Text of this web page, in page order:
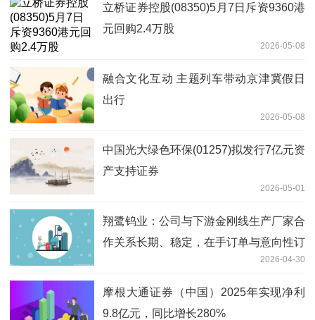
立桥证券控股(08350)5月7日斥资9360港
元回购2.4万股
2026-05-08
融合文化互动 主题列车带动京津冀假日
出行
2026-05-08
中国光大绿色环保(01257)拟发行7亿元资
产支持证券
2026-05-01
翔鹭钨业：公司与下游金刚线生产厂家合
作关系长期、稳定，在手订单与意向性订
2026-04-30
摩根大通证券（中国）2025年实现净利
9.8亿元，同比增长280%